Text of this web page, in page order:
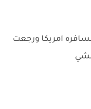
امريكا ورجعت